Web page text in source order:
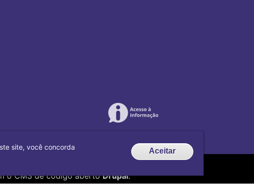
o CMS de código abertoDrupal.
site, você concorda
Aceitar